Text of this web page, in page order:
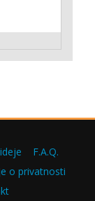
F.A.Q.
o privatnosti